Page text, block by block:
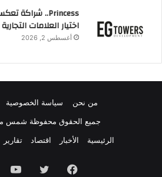
اختيار العلامات
أغسطس 2, 2026
من نحن سياسة الخصوصية
جميع الحقوق محفوظة شمس مصر
الرئيسية
الأخبار اقتصاد تقارير
فيسبوك تويتر